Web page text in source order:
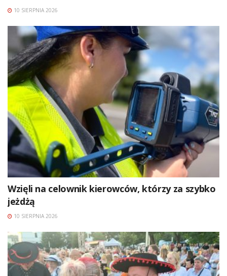
10 SIERPNIA 2026
Wzięli na celownik kierowców, którzy za szybko
jeżdżą
10 SIERPNIA 2026